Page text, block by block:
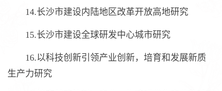
14.长沙市建设内陆地区改革开放高地研究
15.长沙市建设全球研发中心城市研究
16.以科技创新引领产业创新，培育和发展新质
生产力研究